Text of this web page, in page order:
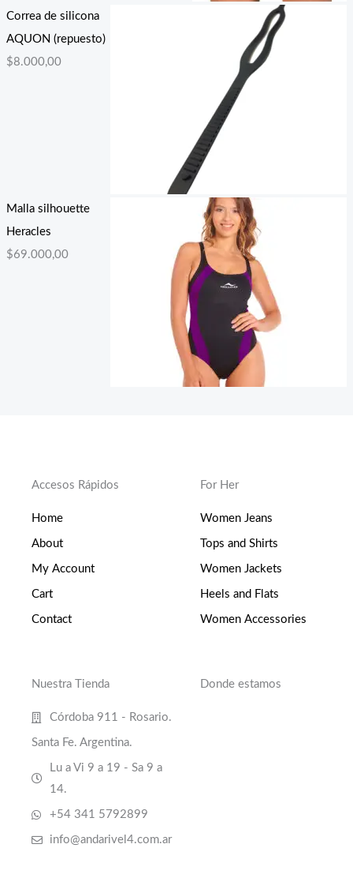
Correa de silicona
AQUON (repuesto)
$8.000,00
Malla silhouette
Heracles
$69.000,00
Accesos Rápidos
Home
About
My Account
Cart
Contact
For Her
Women Jeans
Tops and Shirts
Women Jackets
Heels and Flats
Women Accessories
Nuestra Tienda
Córdoba 911 - Rosario.
Santa Fe. Argentina.
Lu a Vi 9 a 19 - Sa 9 a
14.
+54 341 5792899
info@andarivel4.com.ar
Donde estamos